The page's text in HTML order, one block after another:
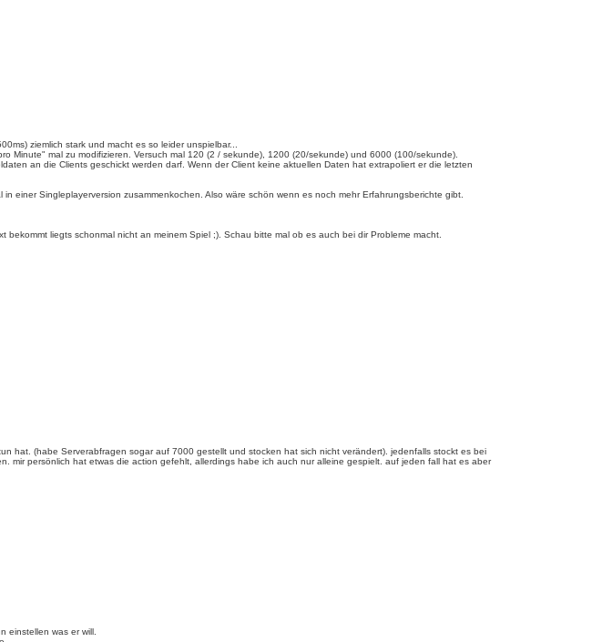
ziemlich stark und macht es so leider unspielbar...
Minute" mal zu modifizieren. Versuch mal 120 (2 / sekunde), 1200 (20/sekunde) und 6000 (100/sekunde).
an die Clients geschickt werden darf. Wenn der Client keine aktuellen Daten hat extrapoliert er die letzten
einer Singleplayerversion zusammenkochen. Also wäre schön wenn es noch mehr Erfahrungsberichte gibt.
liegts schonmal nicht an meinem Spiel ;). Schau bitte mal ob es auch bei dir Probleme macht.
hat. (habe Serverabfragen sogar auf 7000 gestellt und stocken hat sich nicht verändert). jedenfalls stockt es bei
mir persönlich hat etwas die action gefehlt, allerdings habe ich auch nur alleine gespielt. auf jeden fall hat es aber
einstellen was er will.